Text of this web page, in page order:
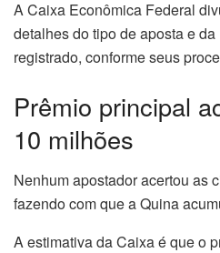
A Caixa Econômica Federal
detalhes do tipo de aposta e
registrado, conforme seus
Prêmio principal
10 milhões
Nenhum apostador acertou as
fazendo com que a Quina
A estimativa da Caixa é que o